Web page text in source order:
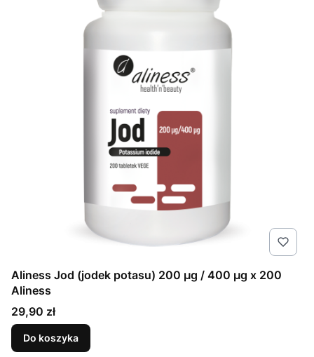
Aliness Jod (jodek potasu) 200 µg / 400 µg x 200
Aliness
Cena
29,90 zł
Do koszyka